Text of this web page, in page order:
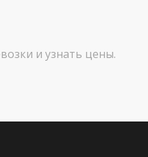
и узнать цены.